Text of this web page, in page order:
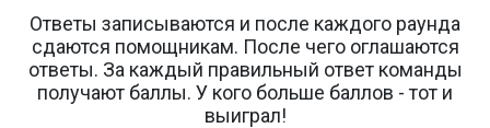
Ответы записываются и после каждого раунда
сдаются помощникам. После чего оглашаются
ответы. За каждый правильный ответ команды
получают баллы. У кого больше баллов - тот и
выиграл!